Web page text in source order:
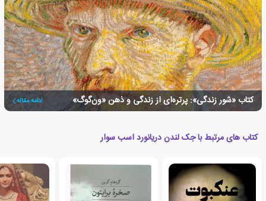
کتاب «شور زندگی»: پرتره‌ای از زندگی و ذهن «ون‌گوگ» ادامه مقاله
کتاب های مرتبط با جک لندن دریانورد اسب سوار